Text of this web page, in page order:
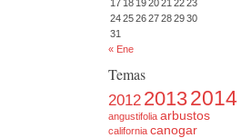
17 18 192021 2223
24252627282930
31
« Ene
Temas
2012 20132014
angustifolia arbustos
california canogar